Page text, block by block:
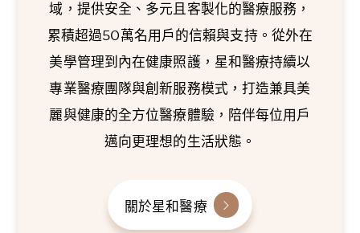
域，提供安全、多元且客製化的醫療服務，
累積超過50萬名用戶的信賴與支持。從外在
美學管理到內在健康照護，星和醫療持續以
專業醫療團隊與創新服務模式，打造兼具美
麗與健康的全方位醫療體驗，陪伴每位用戶
邁向更理想的生活狀態。
關於星和醫療